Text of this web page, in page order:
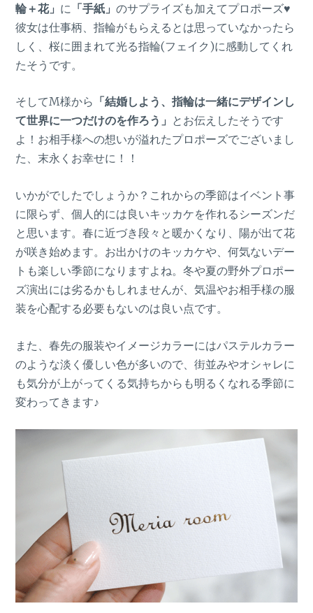
輪＋花」 に 「手紙」のサプライズも加えてプロポーズ♥
彼女は仕事柄、指輪がもらえるとは思っていなかったら
しく、桜に囲まれて光る指輪(フェイク)に感動してくれ
たそうです。
そしてM様から 「結婚しよう、指輪は一緒にデザインし
て世界に一つだけのを作ろう」 とお伝えしたそうです
よ！お相手様への想いが溢れたプロポーズでございまし
た、末永くお幸せに！！
いかがでしたでしょうか？これからの季節はイベント事
に限らず、個人的には良いキッカケを作れるシーズンだ
と思います。春に近づき段々と暖かくなり、陽が出て花
が咲き始めます。お出かけのキッカケや、何気ないデー
トも楽しい季節になりますよね。冬や夏の野外プロポー
ズ演出には劣るかもしれませんが、気温やお相手様の服
装を心配する必要もないのは良い点です。
また、春先の服装やイメージカラーにはパステルカラー
のような淡く優しい色が多いので、街並みやオシャレに
も気分が上がってくる気持ちからも明るくなれる季節に
変わってきます♪